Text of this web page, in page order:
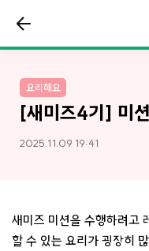
요리해요
[새미즈4기] 미
2025.11.09 19:41
새미즈 미션을 수행하려고
할 수 있는 요리가 굉장히